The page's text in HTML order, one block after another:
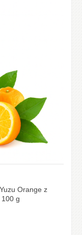
Orange z
g